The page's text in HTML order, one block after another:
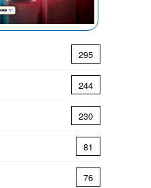
295
244
230
81
76